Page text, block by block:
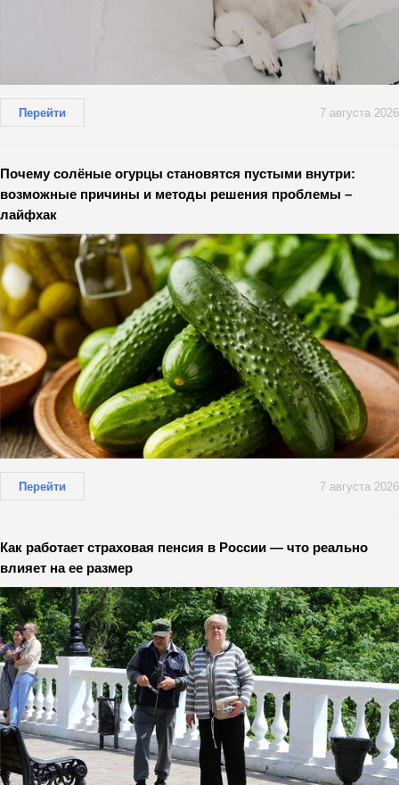
Перейти 7 августа 2026
Почему солёные огурцы становятся пустыми внутри:
возможные причины и методы решения проблемы –
лайфхак
Перейти 7 августа 2026
Как работает страховая пенсия в России — что реально
влияет на ее размер